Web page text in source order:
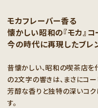
モカフレーバー香る
懐かしい昭和の『モカ』
今の時代に再現したブレ
昔懐かしい、昭和の喫茶店を
の2文字の響きは、まさにコ
芳醇な香りと独特の深いコ
す。